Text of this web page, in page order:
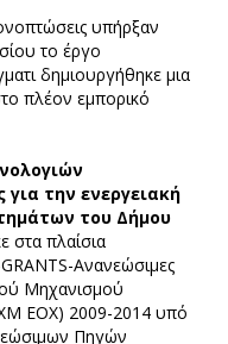
υπήρξαν
το έργο
δημιουργήθηκε μια
πλέον εμπορικό
την ενεργειακή
του Δήμου
στα πλαίσια
Ανανεώσιμες
Μηχανισμού
ΕΟΧ) 2009-2014 υπό
Πηγών